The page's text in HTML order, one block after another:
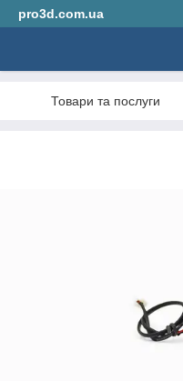
pro3d.com.ua
Товари та послуги